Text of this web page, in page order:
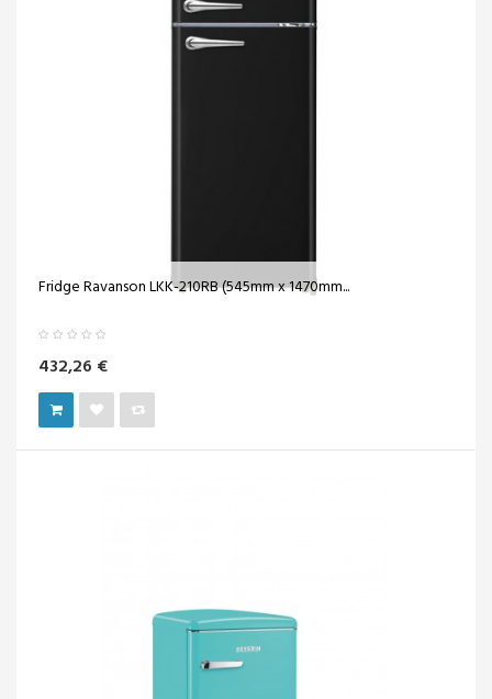
Fridge Ravanson LKK-210RB (545mm x 1470mm...
432,26 €